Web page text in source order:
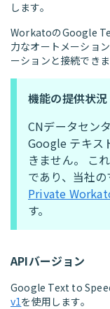
します。
WorkatoのGoogle
力なオートメーショ
ーションと接続できま
機能の提供状況
CNデータセン
Google テキス
きません。 こ
であり、当社
Private
す。
APIバージョン
Google Text to
v1を使用します。